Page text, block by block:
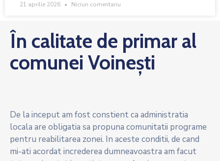
21 aprilie 2026 Niciun comentariu
În calitate de primar al
comunei Voinești
De la inceput am fost constient ca administratia
locala are obligatia sa propuna comunitatii programe
pentru reabilitarea zonei. In aceste conditii, de cand
mi-ati acordat increderea dumneavoastra am facut